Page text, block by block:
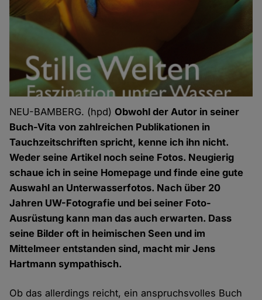
NEU-BAMBERG. (hpd)Obwohl der Autor in seiner
Buch-Vita von zahlreichen Publikationen in
Tauchzeitschriften spricht, kenne ich ihn nicht.
Weder seine Artikel noch seine Fotos. Neugierig
schaue ich in seine Homepage und finde eine gute
Auswahl an Unterwasserfotos. Nach über 20
Jahren UW-Fotografie und bei seiner Foto-
Ausrüstung kann man das auch erwarten. Dass
seine Bilder oft in heimischen Seen und im
Mittelmeer entstanden sind, macht mir Jens
Hartmann sympathisch.
Ob das allerdings reicht, ein anspruchsvolles Buch